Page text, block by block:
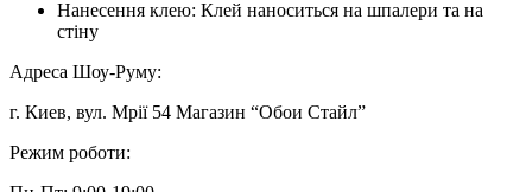
Нанесення клею: Клей наноситься на шпалери та на
стіну
Адреса Шоу-Руму:
г. Киев, вул. Мрії 54 Магазин “Обои Стайл”
Режим роботи: